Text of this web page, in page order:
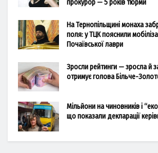
прокурор — 5 років тюрми
На Тернопільщині монаха
поля: у ТЦК пояснили
Почаївської лаври
Зросли рейтинги — зросла й
отримує голова Більче-
Мільйони на чиновників і
що показали декларації